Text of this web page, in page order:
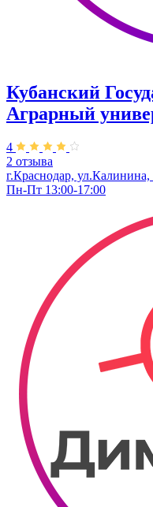
Кубанский
Аграрный
4
2 отзыва
г.Краснодар, ул.Калинина,
Пн-Пт 13:00-17:00